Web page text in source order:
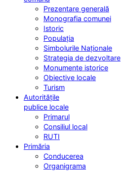
Prezentare generală
Monografia comunei
Istoric
Populația
Simbolurile Naționale
Strategia de dezvoltare
Monumente istorice
Obiective locale
Turism
Autoritățile
publice locale
Primarul
Consiliul local
RUTI
Primăria
Conducerea
Organigrama